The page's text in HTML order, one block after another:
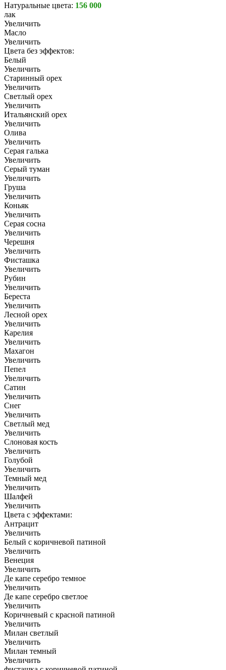
Натуральные цвета: 156 000
лак
Увеличить
Масло
Увеличить
Цвета без эффектов:
Белый
Увеличить
Старинный орех
Увеличить
Светлый орех
Увеличить
Итальянский орех
Увеличить
Олива
Увеличить
Серая галька
Увеличить
Серый туман
Увеличить
Груша
Увеличить
Коньяк
Увеличить
Серая сосна
Увеличить
Черешня
Увеличить
Фисташка
Увеличить
Рубин
Увеличить
Береста
Увеличить
Лесной орех
Увеличить
Карелия
Увеличить
Махагон
Увеличить
Пепел
Увеличить
Сатин
Увеличить
Снег
Увеличить
Светлый мед
Увеличить
Слоновая кость
Увеличить
Голубой
Увеличить
Темный мед
Увеличить
Шалфей
Увеличить
Цвета с эффектами:
Антрацит
Увеличить
Белый с коричневой патиной
Увеличить
Венеция
Увеличить
Де капе серебро темное
Увеличить
Де капе серебро светлое
Увеличить
Коричневый с красной патиной
Увеличить
Милан светлый
Увеличить
Милан темный
Увеличить